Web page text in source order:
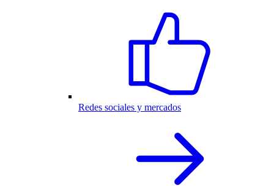
Redes sociales y mercados